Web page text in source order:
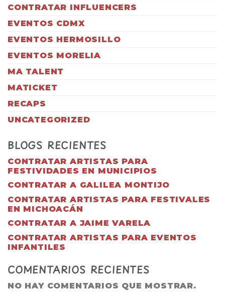
CONTRATAR INFLUENCERS
EVENTOS CDMX
EVENTOS HERMOSILLO
EVENTOS MORELIA
MA TALENT
MATICKET
RECAPS
UNCATEGORIZED
BLOGS RECIENTES
CONTRATAR ARTISTAS PARA
FESTIVIDADES EN MUNICIPIOS
CONTRATAR A GALILEA MONTIJO
CONTRATAR ARTISTAS PARA FESTIVALES
EN MICHOACÁN
CONTRATAR A JAIME VARELA
CONTRATAR ARTISTAS PARA EVENTOS
INFANTILES
COMENTARIOS RECIENTES
NO HAY COMENTARIOS QUE MOSTRAR.